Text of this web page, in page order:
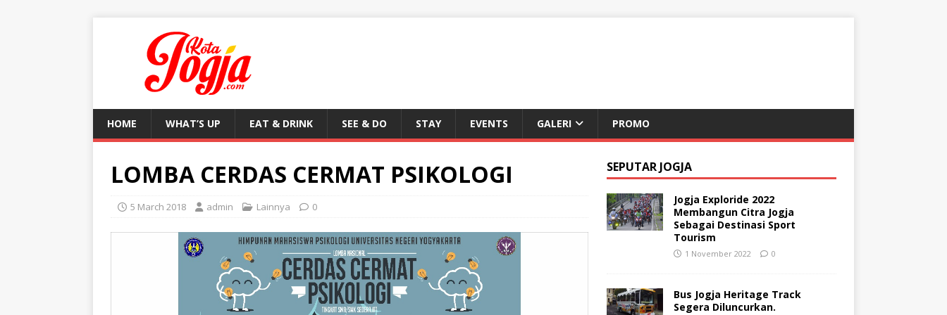
HOME WHAT’S UP EAT & DRINK SEE & DO STAY EVENTS GALERI PROMO
LOMBA CERDAS CERMAT PSIKOLOGI
5 March 2018 admin Lainnya 0
SEPUTAR JOGJA
Jogja Exploride 2022
Membangun Citra Jogja
Sebagai Destinasi Sport
Tourism
1 November 2022 0
Bus Jogja Heritage Track
Segera Diluncurkan.